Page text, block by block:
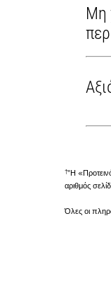
Μη
†"Η
αριθμός
Όλες οι